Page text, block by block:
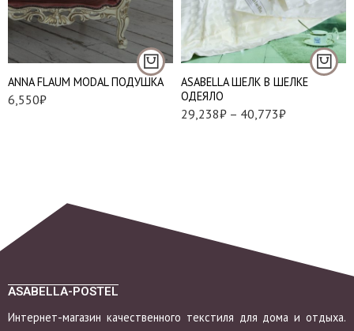
ANNA FLAUM MODAL ПОДУШКА
6,550₽
Подушки 50*70 см.
АSABELLA ШЕЛК В ШЕЛКЕ
ОДЕЯЛО
29,238₽ – 40,773₽
160*220 см
200*220 см
ASABELLA-POSTEL
Интернет-магазин качественного текстиля для дома и отдыха.